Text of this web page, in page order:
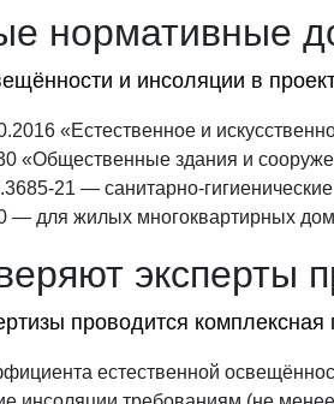
нормативные
и инсоляции в
«Естественное и
«Общественные здания и
21 — санитарно-
— для жилых многоквартирных
эксперты
проводится
естественной